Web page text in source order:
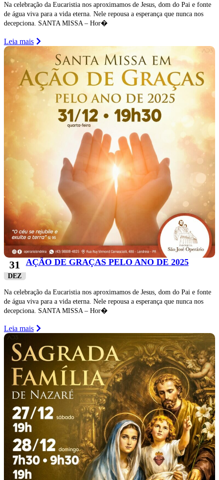
Na celebração da Eucaristia nos aproximamos de Jesus, dom do Pai e fonte
de água viva para a vida eterna. Nele repousa a esperança que nunca nos
decepciona. SANTA MISSA – Hor�
Leia mais
31
DEZ
AÇÃO DE GRAÇAS PELO ANO DE 2025
Na celebração da Eucaristia nos aproximamos de Jesus, dom do Pai e fonte
de água viva para a vida eterna. Nele repousa a esperança que nunca nos
decepciona. SANTA MISSA – Hor�
Leia mais